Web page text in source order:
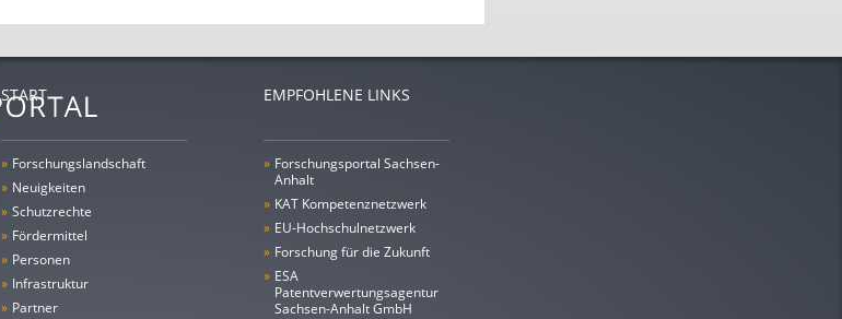
START
» Forschungs­landschaft
» Neuigkeiten
» Schutzrechte
» Fördermittel
» Personen
» Infrastruktur
» Partner
EMPFOHLENE LINKS
» Forschungsportal Sachsen-
Anhalt
» KAT Kompetenznetzwerk
» EU-Hochschulnetzwerk
» Forschung für die Zukunft
» ESA
Patentverwertungsagentur
Sachsen-Anhalt GmbH